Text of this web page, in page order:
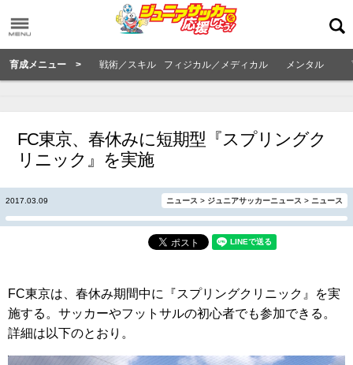
育成メニュー > 戦術／スキル フィジカル／メディカル メンタル
FC東京、春休みに短期型『スプリングク
リニック』を実施
2017.03.09 ニュース > ジュニアサッカーニュース > ニュース
FC東京は、春休み期間中に『スプリングクリニック』を実
施する。サッカーやフットサルの初心者でも参加できる。
詳細は以下のとおり。